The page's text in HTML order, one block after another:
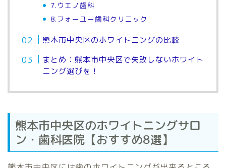
7.ウエノ歯科
8.フォーユー歯科クリニック
熊本市中央区のホワイトニングの比較
まとめ：熊本市中央区で失敗しないホワイト
ニング選びを！
熊本市中央区のホワイトニングサロ
ン・歯科医院【おすすめ8選】